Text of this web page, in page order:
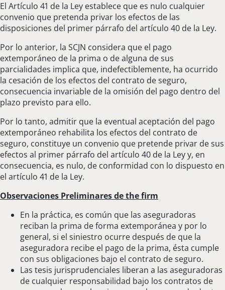
El Artículo 41 de la Ley establece que es nulo cualquier
convenio que pretenda privar los efectos de las
disposiciones del primer párrafo del artículo 40 de la Ley.
Por lo anterior, la SCJN considera que el pago
extemporáneo de la prima o de alguna de sus
parcialidades implica que, indefectiblemente, ha ocurrido
la cesación de los efectos del contrato de seguro,
consecuencia invariable de la omisión del pago dentro del
plazo previsto para ello.
Por lo tanto, admitir que la eventual aceptación del pago
extemporáneo rehabilita los efectos del contrato de
seguro, constituye un convenio que pretende privar de sus
efectos al primer párrafo del artículo 40 de la Ley y, en
consecuencia, es nulo, de conformidad con lo dispuesto en
el artículo 41 de la Ley.
Observaciones Preliminares de the firm
En la práctica, es común que las aseguradoras
reciban la prima de forma extemporánea y por lo
general, si el siniestro ocurre después de que la
aseguradora recibe el pago de la prima, ésta cumple
con sus obligaciones bajo el contrato de seguro.
Las tesis jurisprudenciales liberan a las aseguradoras
de cualquier responsabilidad bajo los contratos de